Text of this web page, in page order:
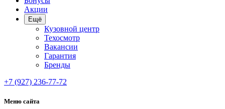
Акции
Ещё
Кузовной центр
Техосмотр
Вакансии
Гарантия
Бренды
+7 (927) 236-77-72
Меню сайта